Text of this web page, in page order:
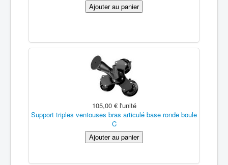
105,00 € l'unité
Support triples ventouses bras articulé base ronde boule
C